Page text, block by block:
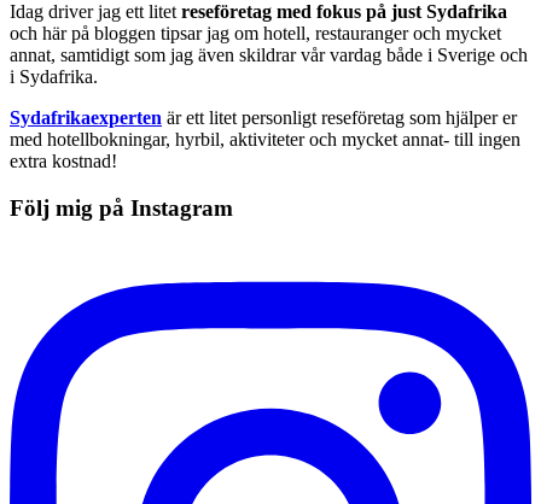
Idag driver jag ett litet reseföretag med fokus på just Sydafrika
och här på bloggen tipsar jag om hotell, restauranger och mycket
annat, samtidigt som jag även skildrar vår vardag både i Sverige och
i Sydafrika.
Sydafrikaexperten är ett litet personligt reseföretag som hjälper er
med hotellbokningar, hyrbil, aktiviteter och mycket annat- till ingen
extra kostnad!
Följ mig på Instagram